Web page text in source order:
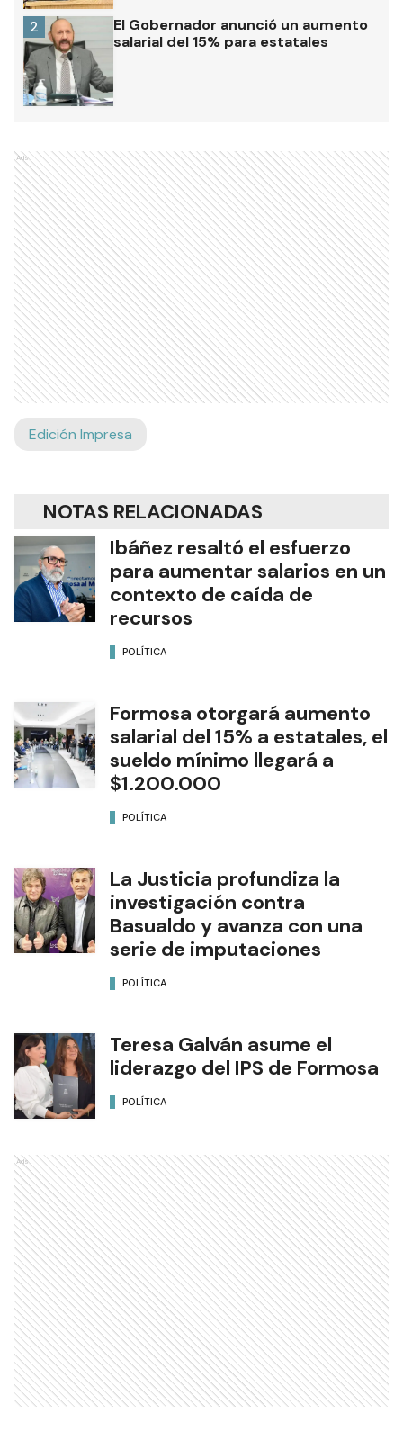
El Gobernador anunció un aumento
salarial del 15% para estatales
2
Ads
Edición Impresa
NOTAS RELACIONADAS
Ibáñez resaltó el esfuerzo
para aumentar salarios en un
contexto de caída de
recursos
POLÍTICA
Formosa otorgará aumento
salarial del 15% a estatales, el
sueldo mínimo llegará a
$1.200.000
POLÍTICA
La Justicia profundiza la
investigación contra
Basualdo y avanza con una
serie de imputaciones
POLÍTICA
Teresa Galván asume el
liderazgo del IPS de Formosa
POLÍTICA
Ads